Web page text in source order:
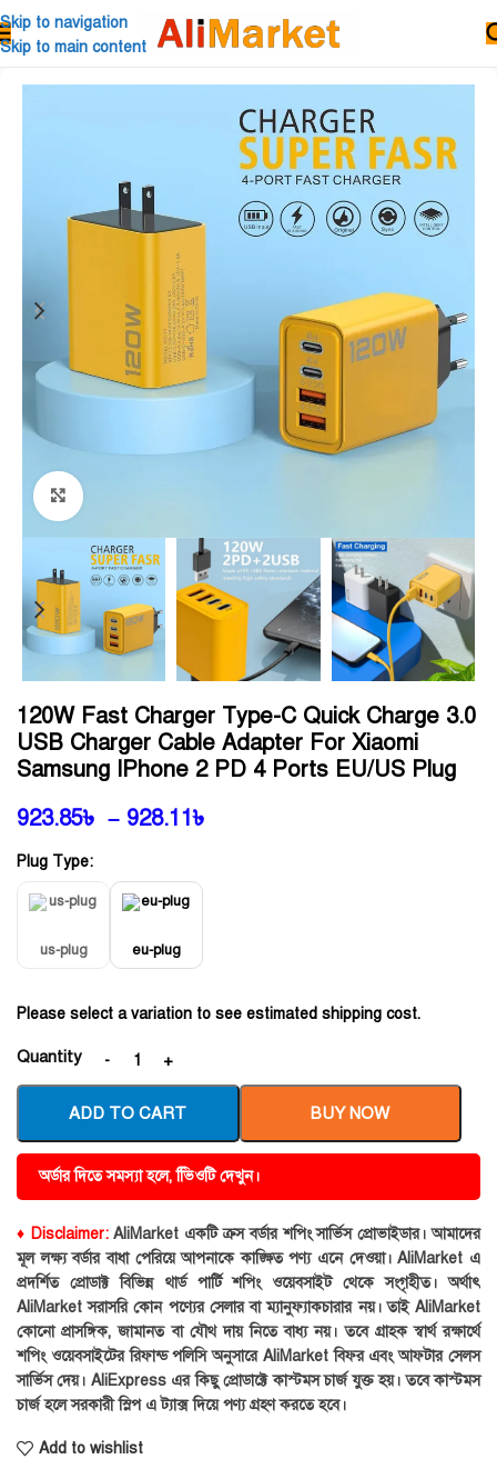
Skip to navigation
Skip to main content
Click to enlarge
120W Fast Charger Type-C Quick Charge 3.0
USB Charger Cable Adapter For Xiaomi
Samsung IPhone 2 PD 4 Ports EU/US Plug
923.85৳ – 928.11৳
Plug Type:
us-plug eu-plug
Please select a variation to see estimated shipping cost.
Quantity
ADD TO CART BUY NOW
অর্ডার দিতে সমস্যা হলে, ভিিওটি দেখুন।
♦ Disclaimer:AliMarket একটি ক্রস বর্ডার শপিং সার্ভিস প্রোভাইডার। আমাদের
মূল লক্ষ্য বর্ডার বাধা পেরিয়ে আপনাকে কাঙ্ক্ষিত পণ্য এনে দেওয়া। AliMarket এ
প্রদর্শিত প্রোডাক্ট বিভিন্ন থার্ড পার্টি শপিং ওয়েবসাইট থেকে সংগৃহীত। অর্থাৎ
AliMarket সরাসরি কোন পণ্যের সেলার বা ম্যানুফ্যাকচারার নয়। তাই AliMarket
কোনো প্রাসঙ্গিক, জামানত বা যৌথ দায় নিতে বাধ্য নয়। তবে গ্রাহক স্বার্থ রক্ষার্থে
শপিং ওয়েবসাইটের রিফান্ড পলিসি অনুসারে AliMarket বিফর এবং আফটার সেলস
সার্ভিস দেয়। AliExpress এর কিছু প্রোডাক্টে কাস্টমস চার্জ যুক্ত হয়। তবে কাস্টমস
চার্জ হলে সরকারী স্লিপ এ ট্যাক্স দিয়ে পণ্য গ্রহণ করতে হবে।
Add to wishlist